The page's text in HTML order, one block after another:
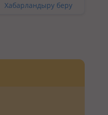
Хабарландыру беру